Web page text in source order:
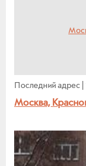
Последний адрес
Москва,